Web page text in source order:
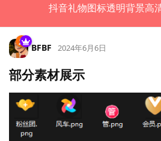
抖音礼物图标透明背景高
BFBF 2024年6月6日
部分素材展示